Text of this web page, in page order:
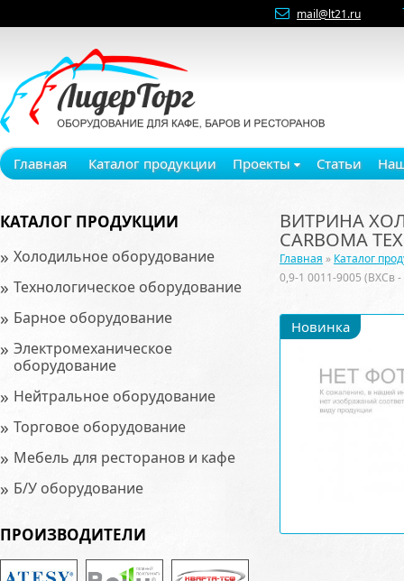
mail@lt21.ru
Главная Каталог продукции Проекты Статьи
КАТАЛОГ ПРОДУКЦИИ
» Холодильное оборудование
» Технологическое оборудование
» Барное оборудование
» Электромеханическое
оборудование
» Нейтральное оборудование
» Торговое оборудование
» Мебель для ресторанов и кафе
» Б/У оборудование
ПРОИЗВОДИТЕЛИ
ВИТРИНА
CARBOMA
Главная » Каталог
0,9-1 0011-9005 (ВХСв
Новинка